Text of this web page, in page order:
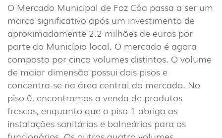
INTERIOR (86)
EXTERIOR (22)
O Mercado Municipal de Foz Côa passa a ser um
marco significativo após um investimento de
aproximadamente 2.2 milhões de euros por
parte do Município local. O mercado é agora
composto por cinco volumes distintos. O volume
de maior dimensão possui dois pisos e
concentra-se na área central do mercado. No
piso 0, encontramos a venda de produtos
frescos, enquanto que o piso 1 abriga as
instalações sanitárias e balneários para os